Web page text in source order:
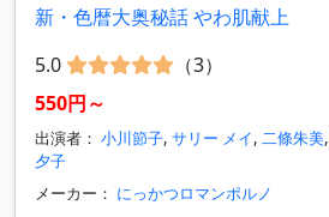
新・色暦大奥秘話 やわ肌献上
5.0
（3）
550円～
出演者： 小川節子, サリー メイ, 二條朱美,
夕子
メーカー： にっかつロマンポルノ